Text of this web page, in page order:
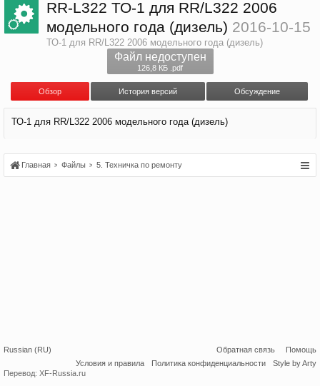
Файл недоступен
126,8 КБ .pdf
RR-L322 ТО-1 для RR/L322 2006
модельного года (дизель) 2016-10-15
ТО-1 для RR/L322 2006 модельного года (дизель)
Обзoр История версий Обсуждение
ТО-1 для RR/L322 2006 модельного года (дизель)
Главная Файлы 5. Техничка по ремонту
Russian (RU) Обратная связь
Помощь
Условия и правила
Политика конфиденциальности
Style by Arty
Перевод: XF-Russia.ru